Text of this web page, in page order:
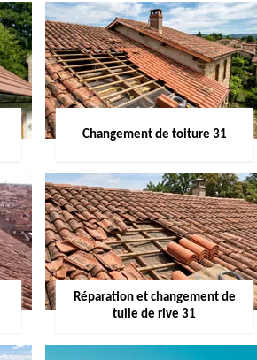
Changement de toiture 31
Réparation et changement de
tuile de rive 31